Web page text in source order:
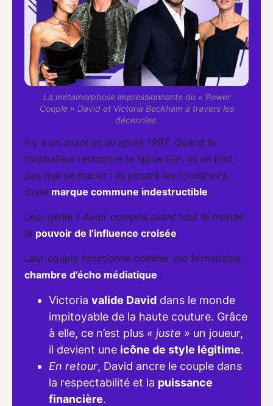
La métamorphose impressionnante du « Power
Couple » David et Victoria Beckham à travers les
décennies.
Il y a un avant et un après 1997. Quand le
footballeur rencontre la Spice Girl, ils ne font
pas que se marier : ils posent les fondations
d’une marque commune indestructible.
Leur génie ? Avoir compris avant tout le monde
le pouvoir de l’influence croisée.
Leur couple fonctionne comme une formidable
chambre d’écho médiatique :
Victoria valide David dans le monde
impitoyable de la haute couture. Grâce
à elle, ce n’est plus « juste » un joueur,
il devient une icône de style légitime.
En retour, David ancre le couple dans
la respectabilité et la puissance
financière.